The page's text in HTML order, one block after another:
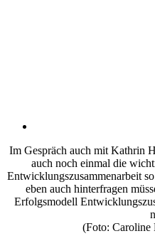
Im Gespräch auch mit Kathrin
auch noch einmal die
Entwicklungszusammenarbeit
eben auch hinterfragen
Erfolgsmodell
(Foto: Caroline